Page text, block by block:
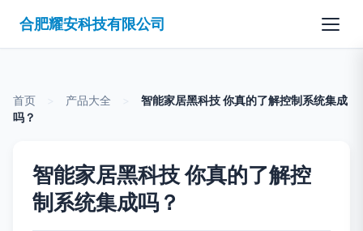
合肥耀安科技有限公司
首页 产品大全
智能家居黑科技 你真的了解控制系统集成
吗？
智能家居黑科技 你真的了解控
制系统集成吗？